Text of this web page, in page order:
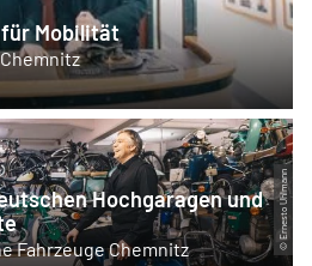
Mobilität
Hochgaragen und
Fahrzeuge Chemnitz © Ernesto Uhlmann